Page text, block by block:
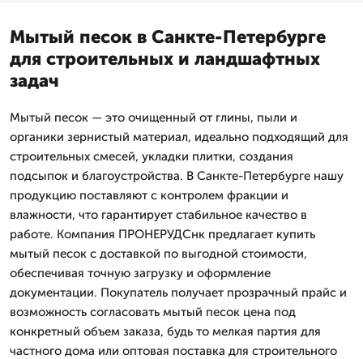
Мытый песок в Санкте-Петербурге
для строительных и ландшафтных
задач
Мытый песок — это очищенный от глины, пыли и
органики зернистый материал, идеально подходящий для
строительных смесей, укладки плитки, создания
подсыпок и благоустройства. В Санкте-Петербурге нашу
продукцию поставляют с контролем фракции и
влажности, что гарантирует стабильное качество в
работе. Компания ПРОНЕРУДСнк предлагает купить
мытый песок с доставкой по выгодной стоимости,
обеспечивая точную загрузку и оформление
документации. Покупатель получает прозрачный прайс и
возможность согласовать мытый песок цена под
конкретный объем заказа, будь то мелкая партия для
частного дома или оптовая поставка для строительного